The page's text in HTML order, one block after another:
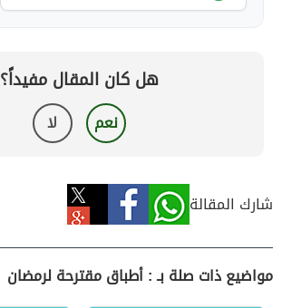
هل كان المقال مفيداً؟
نعم لا
شارك المقالة
مواضيع ذات صلة بـ : أطباق مقترحة لرمضان